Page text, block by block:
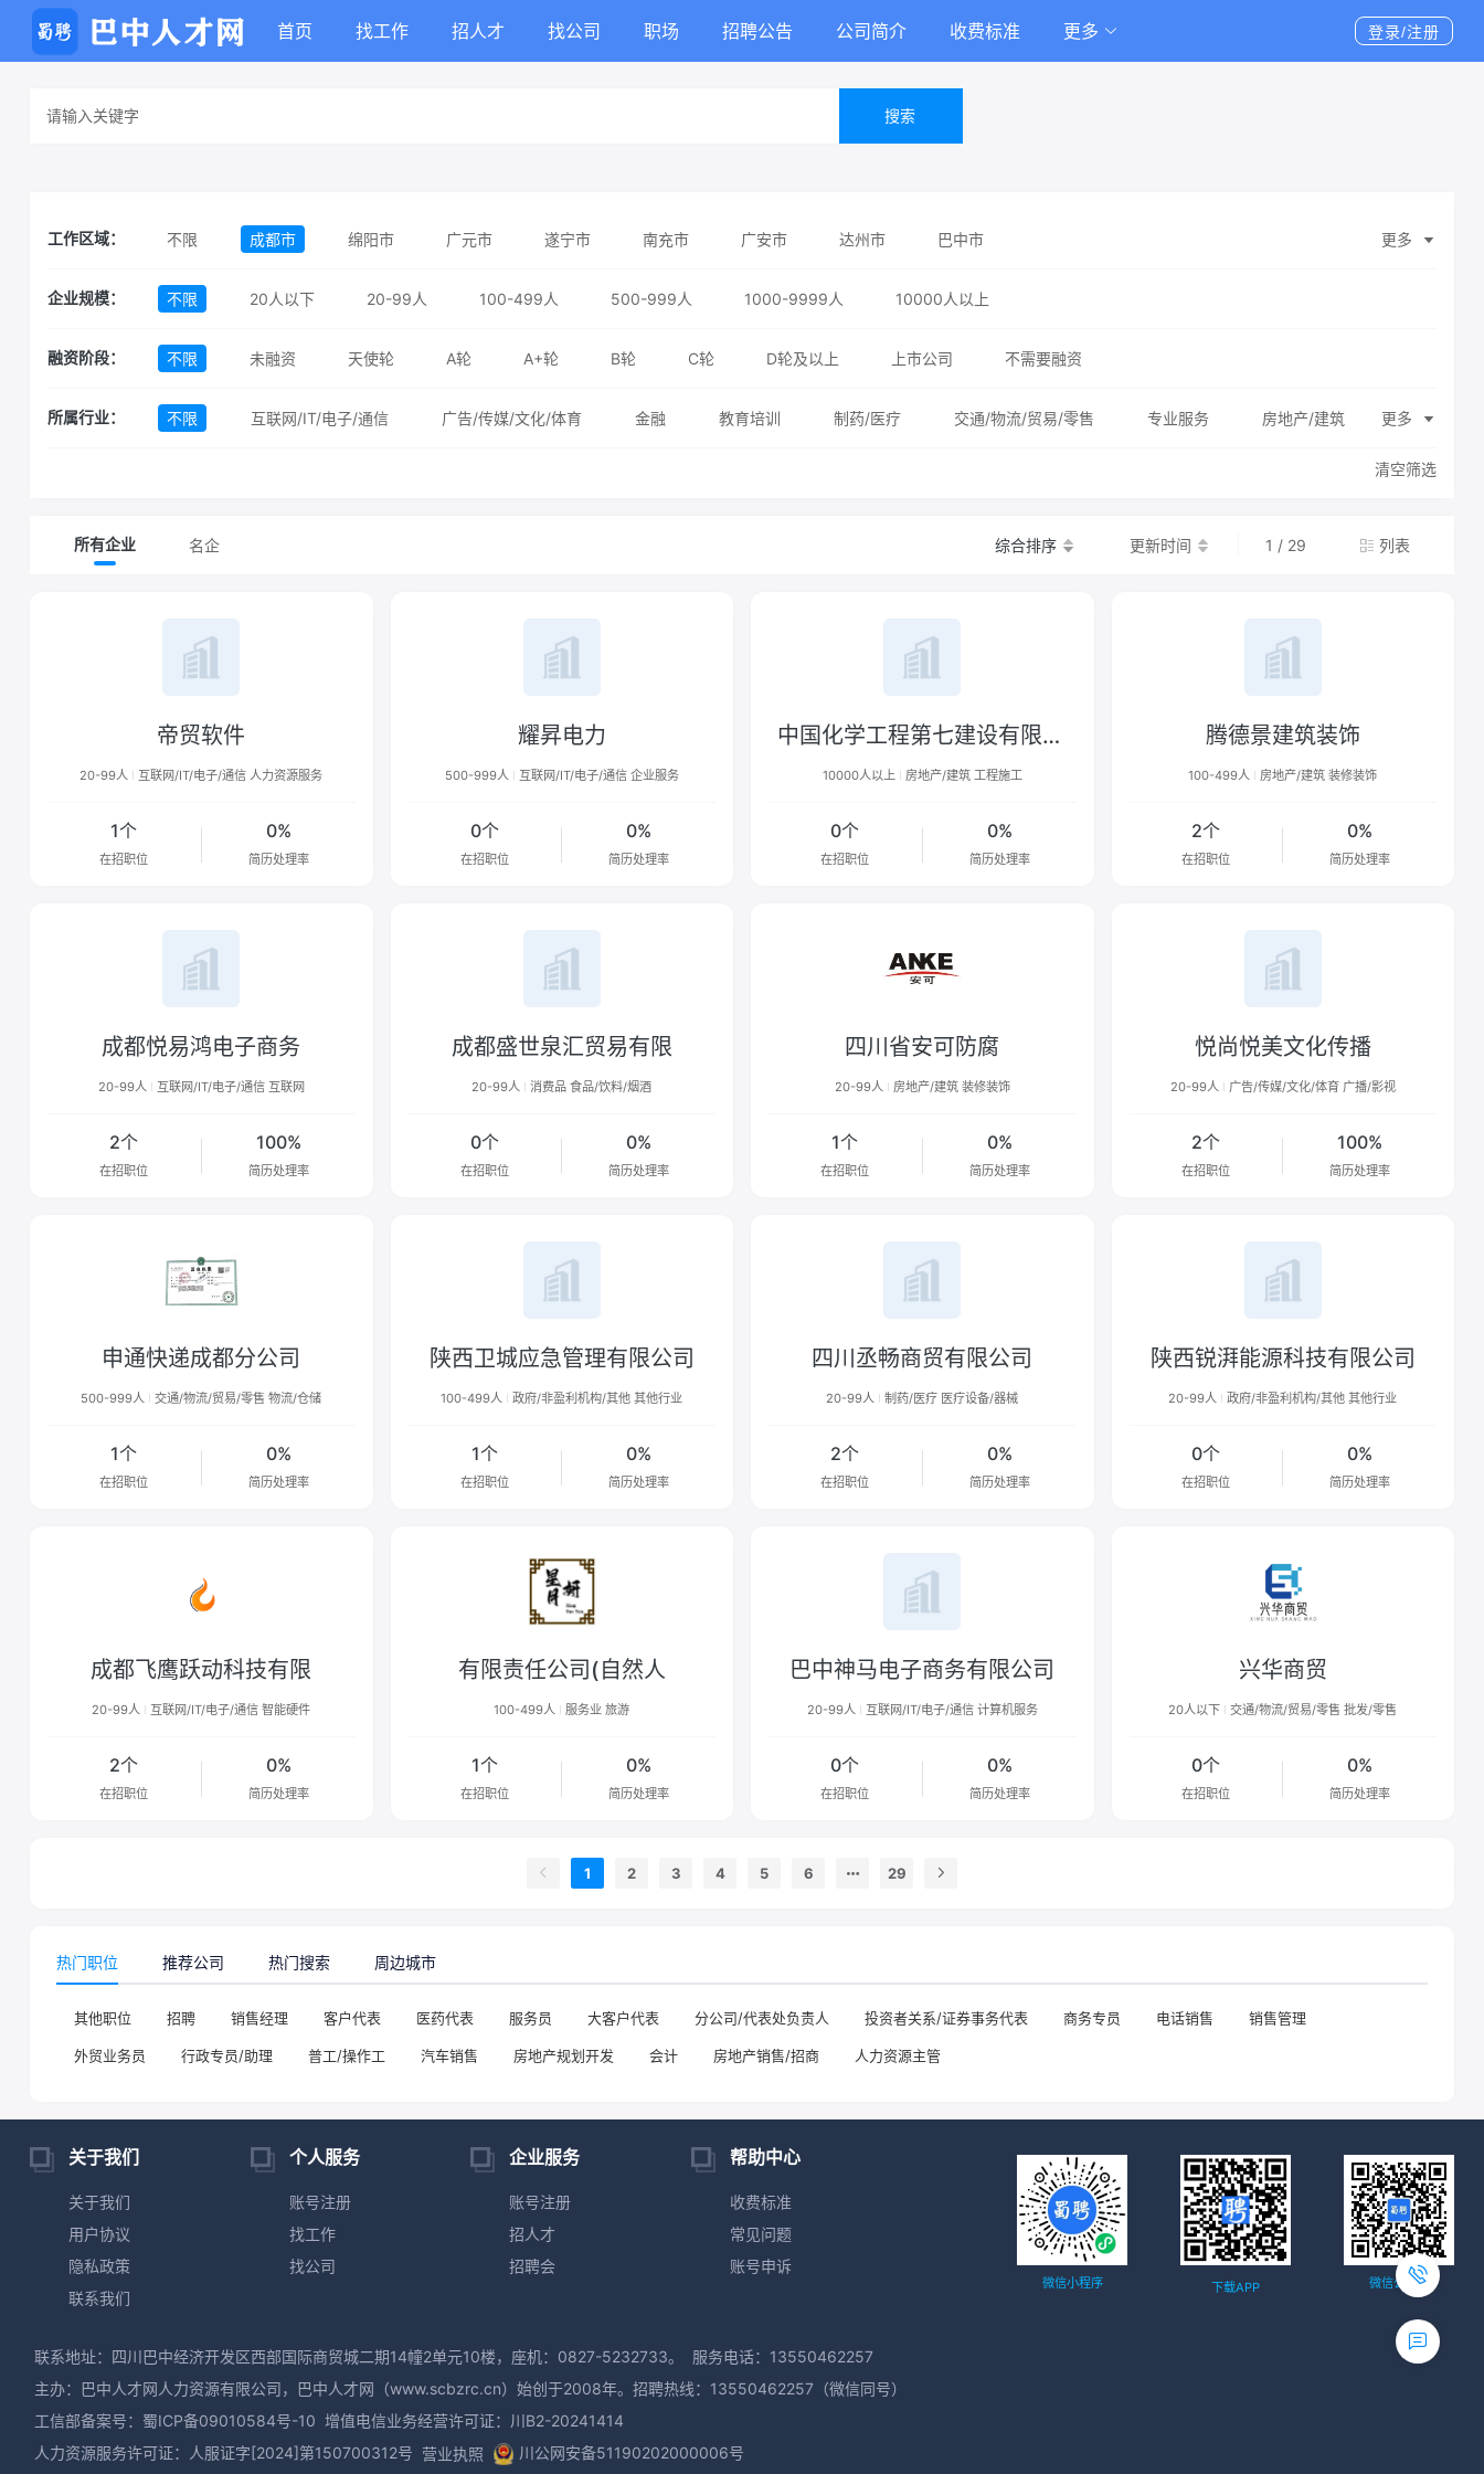
首页 找工作 招人才 找公司 职场 招聘公告 公司简介 收费标准 更多 登录/注册
搜索
工作区域： 不限 成都市 绵阳市 广元市 遂宁市 南充市 广安市 达州市 巴中市 更多
企业规模： 不限 20人以下 20-99人 100-499人 500-999人 1000-9999人 10000人以上
融资阶段： 不限 未融资 天使轮 A轮 A+轮 B轮 C轮 D轮及以上 上市公司 不需要融资
所属行业： 不限 互联网/IT/电子/通信 广告/传媒/文化/体育 金融 教育培训 制药/医疗 交通/物流/贸易/零售 专业服务 房地产/建筑 更多
清空筛选
所有企业 名企 综合排序 更新时间 1 / 29 列表
帝贸软件
20-99人 互联网/IT/电子/通信 人力资源服务
1个
在招职位
0%
简历处理率
耀昇电力
500-999人 互联网/IT/电子/通信 企业服务
0个
在招职位
0%
简历处理率
中国化学工程第七建设有限公司
10000人以上 房地产/建筑 工程施工
0个
在招职位
0%
简历处理率
腾德景建筑装饰
100-499人 房地产/建筑 装修装饰
2个
在招职位
0%
简历处理率
成都悦易鸿电子商务
20-99人 互联网/IT/电子/通信 互联网
2个
在招职位
100%
简历处理率
成都盛世泉汇贸易有限
20-99人 消费品 食品/饮料/烟酒
0个
在招职位
0%
简历处理率
四川省安可防腐
20-99人 房地产/建筑 装修装饰
1个
在招职位
0%
简历处理率
悦尚悦美文化传播
20-99人 广告/传媒/文化/体育 广播/影视
2个
在招职位
100%
简历处理率
申通快递成都分公司
500-999人 交通/物流/贸易/零售 物流/仓储
1个
在招职位
0%
简历处理率
陕西卫城应急管理有限公司
100-499人 政府/非盈利机构/其他 其他行业
1个
在招职位
0%
简历处理率
四川丞畅商贸有限公司
20-99人 制药/医疗 医疗设备/器械
2个
在招职位
0%
简历处理率
陕西锐湃能源科技有限公司
20-99人 政府/非盈利机构/其他 其他行业
0个
在招职位
0%
简历处理率
成都飞鹰跃动科技有限
20-99人 互联网/IT/电子/通信 智能硬件
2个
在招职位
0%
简历处理率
有限责任公司(自然人
100-499人 服务业 旅游
1个
在招职位
0%
简历处理率
巴中神马电子商务有限公司
20-99人 互联网/IT/电子/通信 计算机服务
0个
在招职位
0%
简历处理率
兴华商贸
20人以下 交通/物流/贸易/零售 批发/零售
0个
在招职位
0%
简历处理率
1 2 3 4 5 6 29
热门职位 推荐公司 热门搜索 周边城市
其他职位 招聘 销售经理 客户代表 医药代表 服务员 大客户代表 分公司/代表处负责人 投资者关系/证券事务代表 商务专员 电话销售 销售管理
外贸业务员 行政专员/助理 普工/操作工 汽车销售 房地产规划开发 会计 房地产销售/招商 人力资源主管
关于我们
关于我们
用户协议
隐私政策
联系我们
个人服务
账号注册
找工作
找公司
企业服务
账号注册
招人才
招聘会
帮助中心
收费标准
常见问题
账号申诉
微信小程序 下载APP 微信公众号
联系地址：四川巴中经济开发区西部国际商贸城二期14幢2单元10楼，座机：0827-5232733。
服务电话：13550462257
主办：巴中人才网人力资源有限公司，巴中人才网（www.scbzrc.cn）始创于2008年。招聘热线：13550462257（微信同号）
工信部备案号： 蜀ICP备09010584号-10 增值电信业务经营许可证：川B2-20241414
人力资源服务许可证：人服证字[2024]第150700312号 营业执照 川公网安备51190202000006号